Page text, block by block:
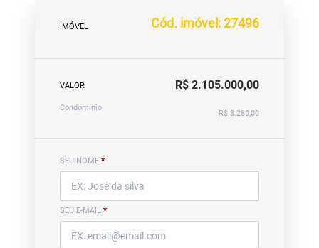
IMÓVEL Cód. imóvel: 27496
VALOR R$ 2.105.000,00
Condomínio
R$ 3.280,00
SEU NOME *
SEU E-MAIL *